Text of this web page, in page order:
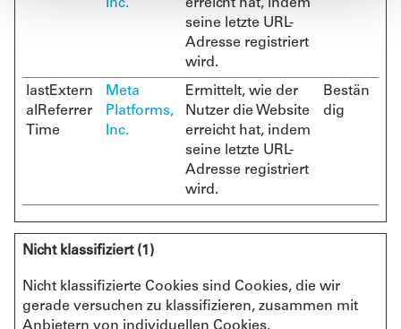
Inc.
erreicht hat, indem
seine letzte URL-
Adresse registriert
wird.
lastExtern
alReferrer
Time
Meta
Platforms,
Inc.
Ermittelt, wie der
Nutzer die Website
erreicht hat, indem
seine letzte URL-
Adresse registriert
wird.
Bestän
dig
Nicht klassifiziert (1)
Nicht klassifizierte Cookies sind Cookies, die wir
gerade versuchen zu klassifizieren, zusammen mit
Anbietern von individuellen Cookies.